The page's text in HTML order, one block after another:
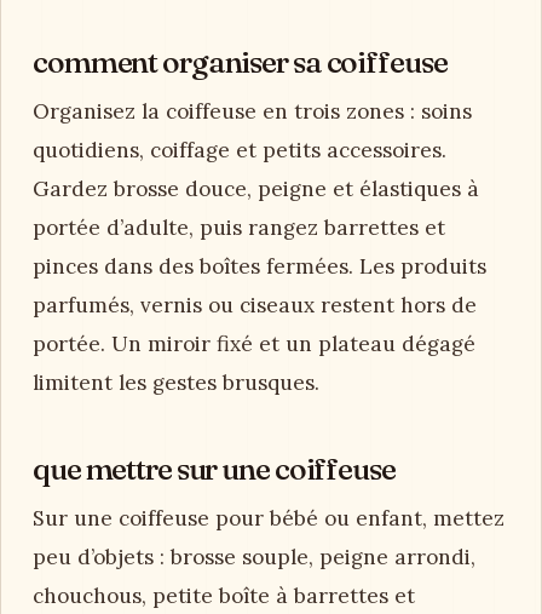
comment organiser sa coiffeuse
Organisez la coiffeuse en trois zones : soins
quotidiens, coiffage et petits accessoires.
Gardez brosse douce, peigne et élastiques à
portée d’adulte, puis rangez barrettes et
pinces dans des boîtes fermées. Les produits
parfumés, vernis ou ciseaux restent hors de
portée. Un miroir fixé et un plateau dégagé
limitent les gestes brusques.
que mettre sur une coiffeuse
Sur une coiffeuse pour bébé ou enfant, mettez
peu d’objets : brosse souple, peigne arrondi,
chouchous, petite boîte à barrettes et